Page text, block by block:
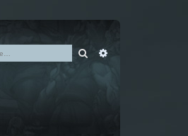
Rechercher